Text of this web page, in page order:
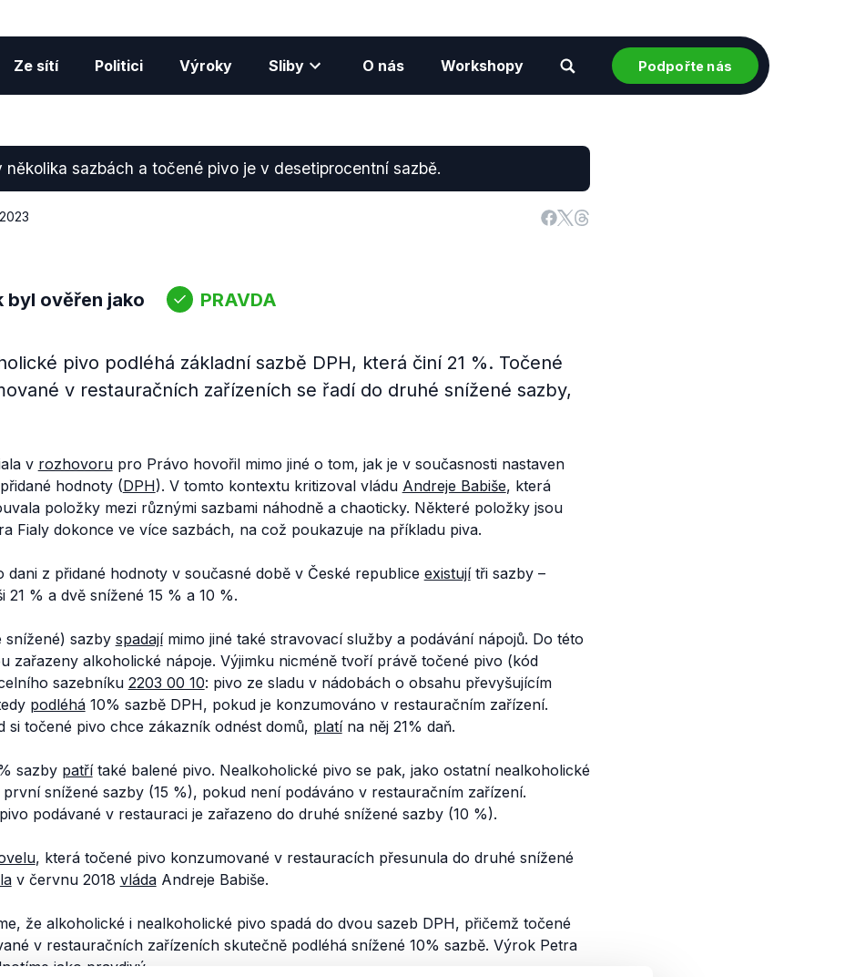
Ze sítí Politici Výroky Sliby O nás Workshopy Podpořte nás
několika sazbách a točené pivo je v desetiprocentní sazbě.
byl ověřen jako PRAVDA
pivo podléhá základní sazbě DPH, která činí 21 %. Točené
v restauračních zařízeních se řadí do druhé snížené sazby,
v rozhovorupro Právo hovořil mimo jiné o tom, jak je v současnosti nastaven
hodnoty (DPH). V tomto kontextu kritizoval vládu Andreje Babiše, která
položky mezi různými sazbami náhodně a chaoticky. Některé položky jsou
Fialy dokonce ve více sazbách, na což poukazuje na příkladu piva.
dani z přidané hodnoty v současné době v České republice existujítři sazby –
21 % a dvě snížené 15 % a 10 %.
snížené) sazby spadajímimo jiné také stravovací služby a podávání nápojů. Do této
zařazeny alkoholické nápoje. Výjimku nicméně tvoří právě točené pivo (kód
sazebníku 2203 00 10: pivo ze sladu v nádobách o obsahu převyšujícím
podléhá10% sazbě DPH, pokud je konzumováno v restauračním zařízení.
si točené pivo chce zákazník odnést domů, platína něj 21% daň.
sazby patřítaké balené pivo. Nealkoholické pivo se pak, jako ostatní nealkoholické
snížené sazby (15 %), pokud není podáváno v restauračním zařízení.
podávané v restauraci je zařazeno do druhé snížené sazby (10 %).
, která točené pivo konzumované v restauracích přesunula do druhé snížené
v červnu 2018 vládaAndreje Babiše.
že alkoholické i nealkoholické pivo spadá do dvou sazeb DPH, přičemž točené
v restauračních zařízeních skutečně podléhá snížené 10% sazbě. Výrok Petra
jako pravdivý.